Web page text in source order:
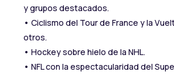
y grupos destacados.
• Ciclismo del Tour de France y la
otros.
• Hockey sobre hielo de la NHL.
• NFL con la espectacularidad del